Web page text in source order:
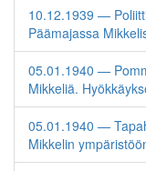
10.12.1939 —
Päämajassa
05.01.1940 —
Mikkeliä.
05.01.1940 —
Mikkelin